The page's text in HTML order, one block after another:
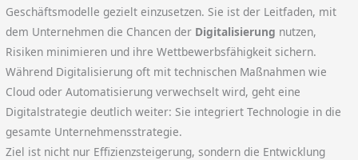
Geschäftsmodelle gezielt einzusetzen. Sie ist der Leitfaden, mit
dem Unternehmen die Chancen der Digitalisierung nutzen,
Risiken minimieren und ihre Wettbewerbsfähigkeit sichern.
Während Digitalisierung oft mit technischen Maßnahmen wie
Cloud oder Automatisierung verwechselt wird, geht eine
Digitalstrategie deutlich weiter: Sie integriert Technologie in die
gesamte Unternehmensstrategie.
Ziel ist nicht nur Effizienzsteigerung, sondern die Entwicklung